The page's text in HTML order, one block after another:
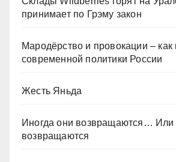
принимает по Грэму закон
Мародёрство и провокации – как
современной политики России
Жесть Яньда
Иногда они возвращаются… Или
возвращаются